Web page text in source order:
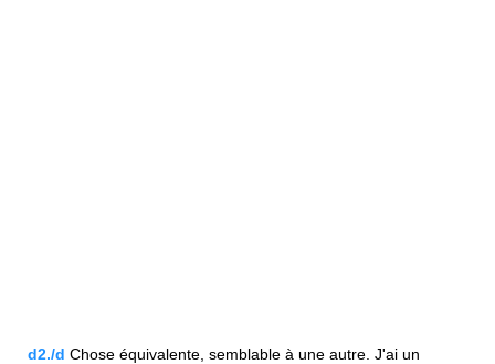
d2./d Chose équivalente, semblable à une autre. J'ai un